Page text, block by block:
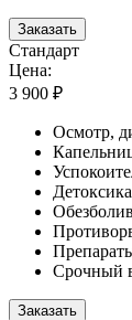
Заказать
Стандарт
Цена:
3 900 ₽
Осмотр,
Срочный
Заказать